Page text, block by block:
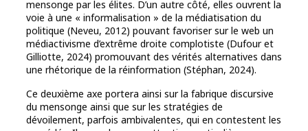
mensonge par les élites. D’un autre côté, elles ouvrent la
voie à une « informalisation » de la médiatisation du
politique (Neveu, 2012) pouvant favoriser sur le web un
médiactivisme d’extrême droite complotiste (Dufour et
Gilliotte, 2024) promouvant des vérités alternatives dans
une rhétorique de la réinformation (Stéphan, 2024).
Ce deuxième axe portera ainsi sur la fabrique discursive
du mensonge ainsi que sur les stratégies de
dévoilement, parfois ambivalentes, qui en contestent les